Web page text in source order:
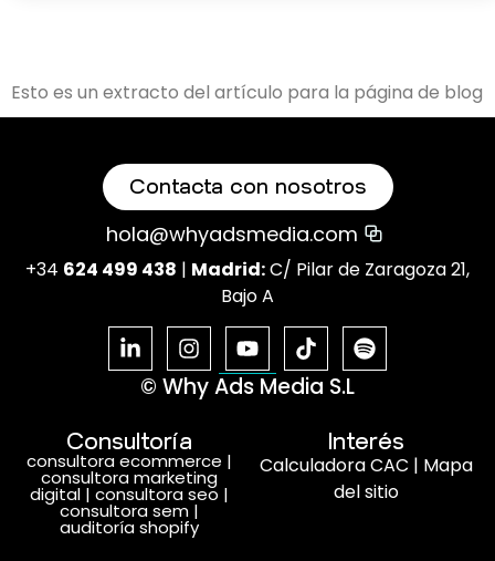
Esto es un extracto del artículo para la página de blog
Contacta con nosotros
hola@whyadsmedia.com
+34 624 499 438 | Madrid:C/ Pilar de Zaragoza 21,
Bajo A
© Why Ads Media S.L
Consultoría
consultora ecommerce |
consultora marketing
digital | consultora seo |
consultora sem |
auditoría shopify
Interés
Calculadora CAC | Mapa
del sitio